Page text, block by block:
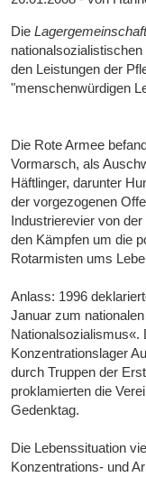
Die
den Leistungen der
"menschenwürdigen
Die Rote Armee
Vormarsch, als
Häftlinger, darunter
der vorgezogenen
Industrierevier von
den Kämpfen um die
Rotarmisten ums
Anlass: 1996
Januar zum
Nationalsozialismus«.
Konzentrationslager
durch Truppen der
proklamierten die
Gedenktag.
Die Lebenssituation
Konzentrations- und